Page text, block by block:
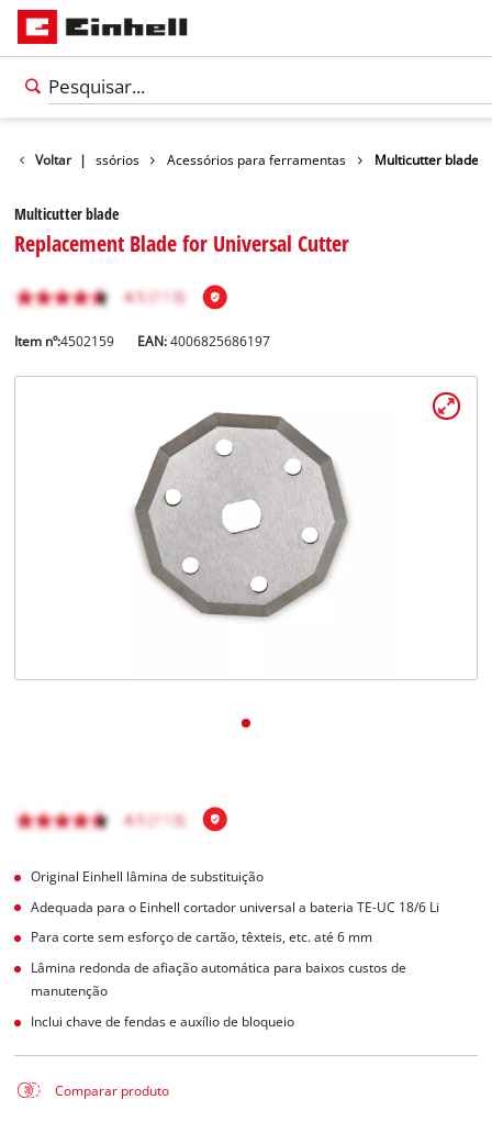
Voltar |
Acessórios Acessórios para ferramentas Multicutter blade
Multicutter blade
Replacement Blade for Universal Cutter
Item nº:4502159 EAN:4006825686197
Original Einhell lâmina de substituição
Adequada para o Einhell cortador universal a bateria TE-UC 18/6 Li
Para corte sem esforço de cartão, têxteis, etc. até 6 mm
Lâmina redonda de afiação automática para baixos custos de
manutenção
Inclui chave de fendas e auxílio de bloqueio
Comparar produto